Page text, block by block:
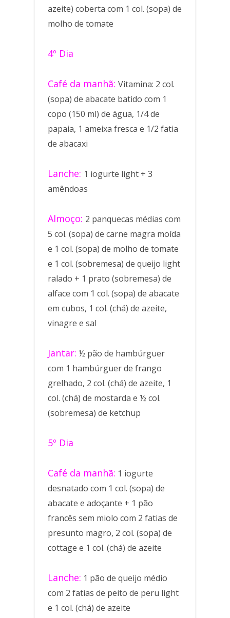
azeite) coberta com 1 col. (sopa) de
molho de tomate
4º Dia
Café da manhã: Vitamina: 2 col.
(sopa) de abacate batido com 1
copo (150 ml) de água, 1/4 de
papaia, 1 ameixa fresca e 1/2 fatia
de abacaxi
Lanche: 1 iogurte light + 3
amêndoas
Almoço: 2 panquecas médias com
5 col. (sopa) de carne magra moída
e 1 col. (sopa) de molho de tomate
e 1 col. (sobremesa) de queijo light
ralado + 1 prato (sobremesa) de
alface com 1 col. (sopa) de abacate
em cubos, 1 col. (chá) de azeite,
vinagre e sal
Jantar: ½ pão de hambúrguer
com 1 hambúrguer de frango
grelhado, 2 col. (chá) de azeite, 1
col. (chá) de mostarda e ½ col.
(sobremesa) de ketchup
5º Dia
Café da manhã: 1 iogurte
desnatado com 1 col. (sopa) de
abacate e adoçante + 1 pão
francês sem miolo com 2 fatias de
presunto magro, 2 col. (sopa) de
cottage e 1 col. (chá) de azeite
Lanche: 1 pão de queijo médio
com 2 fatias de peito de peru light
e 1 col. (chá) de azeite